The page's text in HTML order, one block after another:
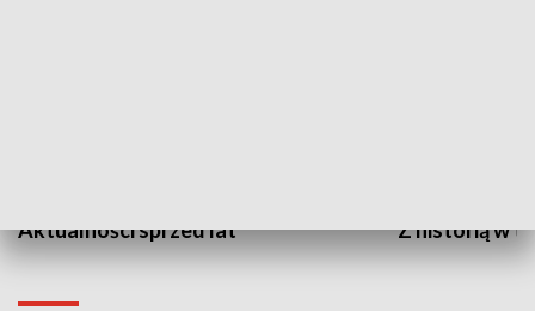
Aktualności sprzed lat Z historią w